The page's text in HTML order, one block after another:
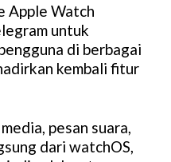
Apple Watch
untuk
di berbagai
kembali fitur
pesan suara,
dari watchOS,